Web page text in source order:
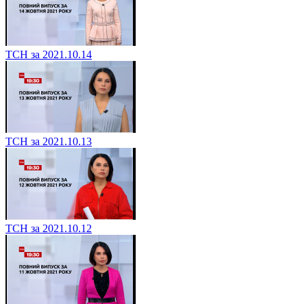
ТСН за 2021.10.14
ТСН за 2021.10.13
ТСН за 2021.10.12